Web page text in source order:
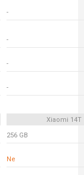
-
-
-
-
Xiaomi 14T
256 GB
Ne